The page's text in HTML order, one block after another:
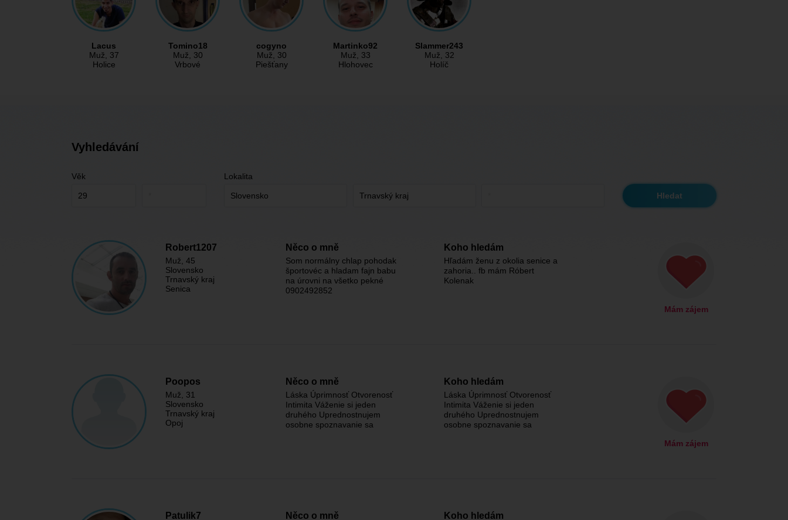
Lacus
Muž, 37
Holice
Tomino18
Muž, 30
Vrbové
cogyno
Muž, 30
Piešťany
Martinko92
Muž, 33
Hlohovec
Slammer243
Muž, 32
Holíč
Vyhledávání
Věk Lokalita
Robert1207
Muž , 45
Slovensko
Trnavský kraj
Senica
Něco o mně
Som normálny chlap pohodak
športovéc a hladam fajn babu
na úrovni na všetko pekné
0902492852
Koho hledám
Hľadám ženu z okolia senice a
zahoria.. fb mám Róbert
Kolenak
Mám zájem
Poopos
Muž , 31
Slovensko
Trnavský kraj
Opoj
Něco o mně
Láska Úprimnosť Otvorenosť
Intimita Váženie si jeden
druhého Uprednostnujem
osobne spoznavanie sa
Koho hledám
Láska Úprimnosť Otvorenosť
Intimita Váženie si jeden
druhého Uprednostnujem
osobne spoznavanie sa
Mám zájem
Patulik7 Něco o mně Koho hledám